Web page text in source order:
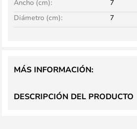
Ancho (cm):
7
Diámetro (cm):
7
DESCRIPCIÓN DEL PRODUCTO
MÁS INFORMACIÓN: